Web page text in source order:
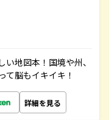
地図本！国境や州、
て脳もイキイキ！
詳細を見る